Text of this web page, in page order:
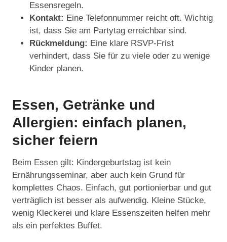
Essensregeln.
Kontakt: Eine Telefonnummer reicht oft. Wichtig
ist, dass Sie am Partytag erreichbar sind.
Rückmeldung: Eine klare RSVP-Frist
verhindert, dass Sie für zu viele oder zu wenige
Kinder planen.
Essen, Getränke und
Allergien: einfach planen,
sicher feiern
Beim Essen gilt: Kindergeburtstag ist kein
Ernährungsseminar, aber auch kein Grund für
komplettes Chaos. Einfach, gut portionierbar und gut
verträglich ist besser als aufwendig. Kleine Stücke,
wenig Kleckerei und klare Essenszeiten helfen mehr
als ein perfektes Buffet.